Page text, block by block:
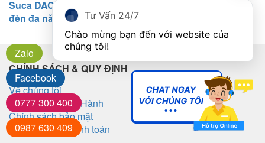
Suca DAC T1 Pro: DAC
đèn đa năng đáng mua
tầm giá 3 triệu
Nghe Nhạc
CHÍNH SÁCH & QUY ĐỊNH
Về chúng tôi
Chính Sách Bảo Hành
Chính sách bảo mật
Phương thức thanh toán
Zalo
Facebook
0777 300 400
0987 630 409
Tư Vấn 24/7
Chào mừng bạn đến với website của
chúng tôi!